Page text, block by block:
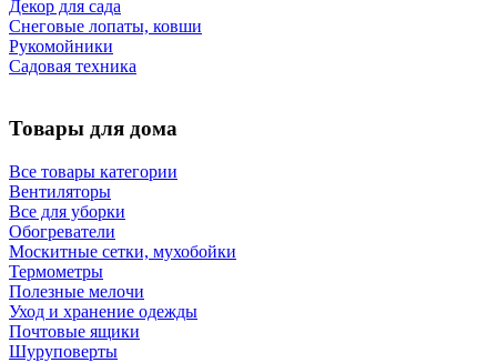
Декор для сада
Снеговые лопаты, ковши
Рукомойники
Садовая техника
Товары для дома
Все товары категории
Вентиляторы
Все для уборки
Обогреватели
Москитные сетки, мухобойки
Термометры
Полезные мелочи
Уход и хранение одежды
Почтовые ящики
Шуруповерты